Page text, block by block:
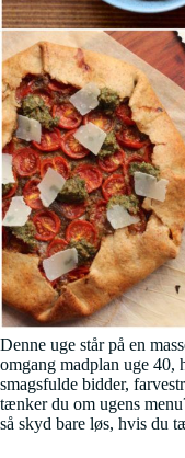
Denne uge står på en
omgang madplan uge 40,
smagsfulde bidder,
tænker du om ugens
så skyd bare løs, hvis du